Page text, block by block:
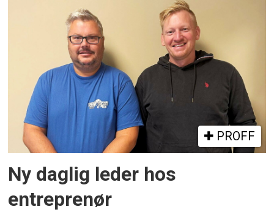
PROFF
Ny daglig leder hos
entreprenør